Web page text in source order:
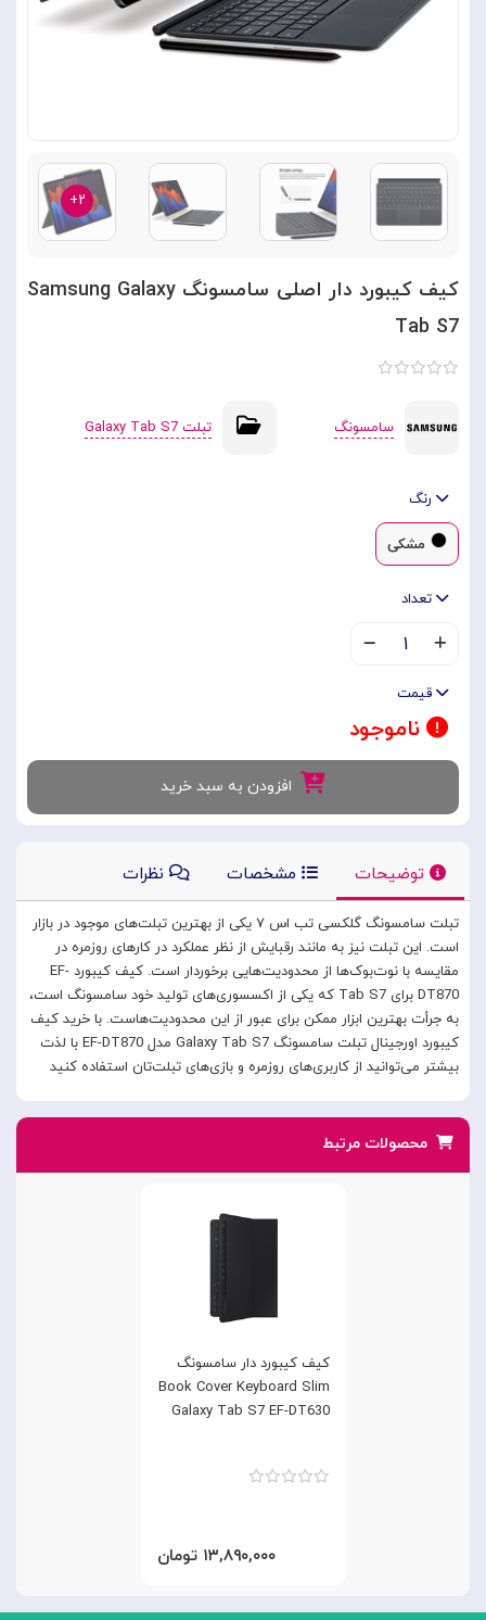
۲+
کیف کیبورد دار اصلی سامسونگ Samsung Galaxy
Tab S7
سامسونگ تبلت Galaxy Tab S7
رنگ
مشکی
تعداد
۱
قیمت
ناموجود
افزودن به سبد خرید
توضیحات مشخصات نظرات
تبلت سامسونگ گلکسی تب اس ۷ یکی از بهترین تبلت‌های موجود در بازار
است. این تبلت نیز به مانند رقبایش از نظر عملکرد در کارهای روزمره در
مقایسه با نوت‌بوک‌ها از محدودیت‌هایی برخوردار است. کیف کیبورد EF-
DT870 برای Tab S7 که یکی از اکسسوری‌های تولید خود سامسونگ است،
به جرأت بهترین ابزار ممکن برای عبور از این محدودیت‌هاست. با خرید کیف
کیبورد اورجینال تبلت سامسونگ Galaxy Tab S7 مدل EF-DT870 با لذت
بیشتر می‌توانید از کاربری‌های روزمره و بازی‌های تبلت‌تان استفاده کنید
محصولات مرتبط
کیف کیبورد دار سامسونگ
Book Cover Keyboard Slim
Galaxy Tab S7 EF-DT630
۱۳,۸۹۰,۰۰۰ تومان